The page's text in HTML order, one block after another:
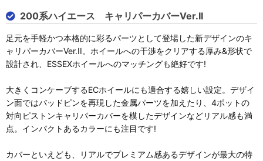
200系ハイエース キャリパーカバーVer.II
足元を手軽かつ本格的に彩るパーツとして登場した新デザインのキ
ャリパーカバーVer.II。ホイールへの干渉をクリアする厚み&形状で
設計され、ESSEXホイールへのマッチングも絶好です!
大きくコンケーブするECホイールにも適合する嬉しい設定。デザイ
ン面ではバッドピンを再現した金属パーツを加えたり、4ポットの
対向ピストンキャリパーカバーを模したデザインなどリアル感も満
点。インパクトあるカラーにも注目です!
カバーといえども、リアルでプレミアム感あるデザインが最大の特